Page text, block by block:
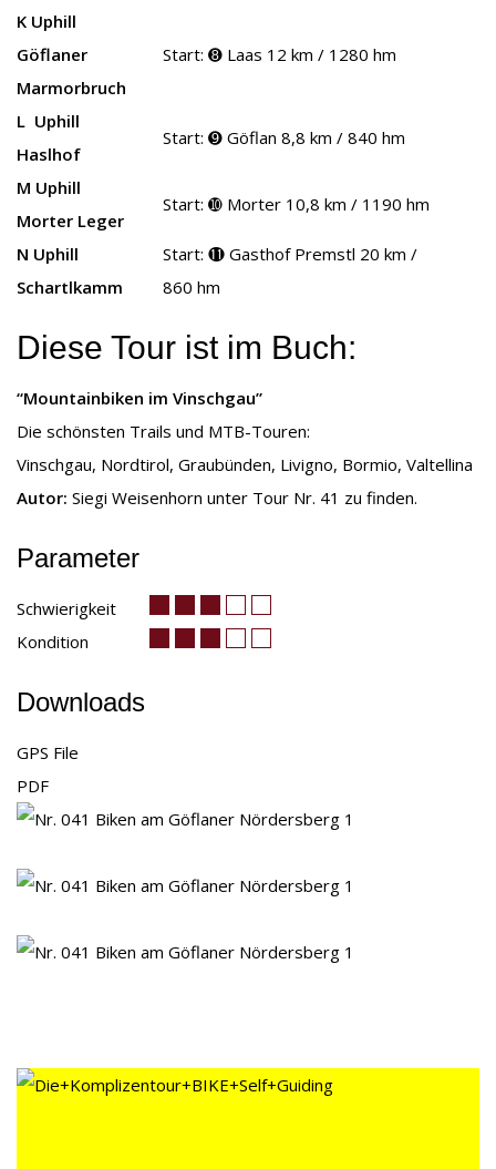
K Uphill
Göflaner
Marmorbruch
Start: ➑ Laas 12 km / 1280 hm
L Uphill
Haslhof
Start: ➒ Göflan 8,8 km / 840 hm
M Uphill
Morter Leger
Start: ➓ Morter 10,8 km / 1190 hm
N Uphill
Schartlkamm
Start: ⓫ Gasthof Premstl 20 km /
860 hm
Diese Tour ist im Buch:
“Mountainbiken im Vinschgau”
Die schönsten Trails und MTB-Touren:
Vinschgau, Nordtirol, Graubünden, Livigno, Bormio, Valtellina
Autor: Siegi Weisenhorn unter Tour Nr. 41 zu finden.
Parameter
Schwierigkeit
Kondition
Downloads
GPS File
PDF